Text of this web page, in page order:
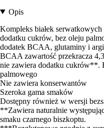
Opis
Kompleks białek
dodatku cukrów, bez oleju
dodatek BCAA, glutaminy i
BCAA zawartość przekracza
nie zawiera dodatku cukrów**.
palmowego
Nie zawiera konserwantów
Szeroka gama smaków
Dostępny również w wersji
**Zawiera naturalnie
smaku czarnego biszkoptu.